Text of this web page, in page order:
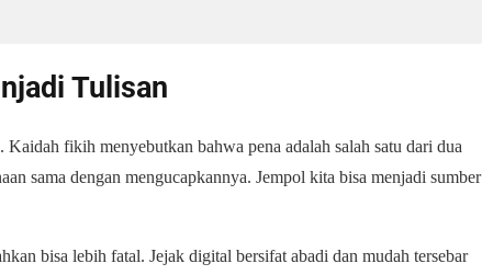
Tulisan
fikih menyebutkan bahwa pena adalah salah satu dari dua
sama dengan mengucapkannya. Jempol kita bisa menjadi sumber
bisa lebih fatal. Jejak digital bersifat abadi dan mudah tersebar